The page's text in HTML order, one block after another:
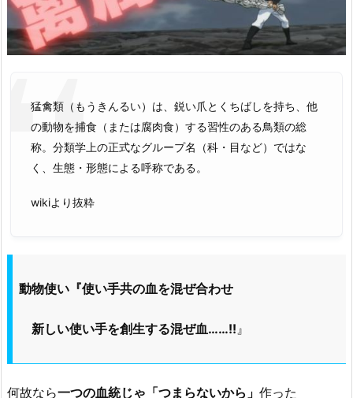
猛禽類（もうきんるい）は、鋭い爪とくちばしを持ち、他
の動物を捕食（または腐肉食）する習性のある鳥類の総
称。分類学上の正式なグループ名（科・目など）ではな
く、生態・形態による呼称である。
wikiより抜粋
動物使い『使い手共の血を混ぜ合わせ
新しい使い手を創生する混ぜ血……!!』
何故なら一つの血統じゃ「つまらないから」 作った